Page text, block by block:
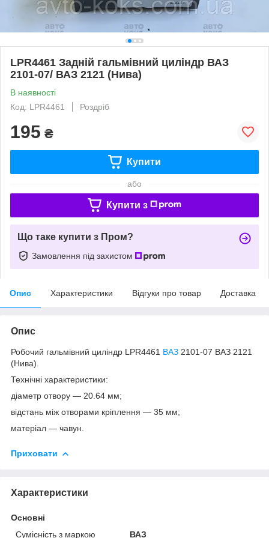
LPR4461 Задній гальмівний циліндр ВАЗ
2101-07/ ВАЗ 2121 (Нива)
В наявності
Код: LPR4461
Роздріб
195 ₴
Купити
або
Купити з
Що таке купити з Пром?
Замовлення під захистом
Опис Характеристики Відгуки про товар Доставка
Опис
Робочий гальмівний циліндр LPR4461 ВАЗ 2101-07 ВАЗ 2121
(Нива).
Технічні характеристики:
діаметр отвору — 20.64 мм;
відстань між отворами кріплення — 35 мм;
матеріал — чавун.
Приховати
Характеристики
Основні
Сумісність з маркою
ВАЗ